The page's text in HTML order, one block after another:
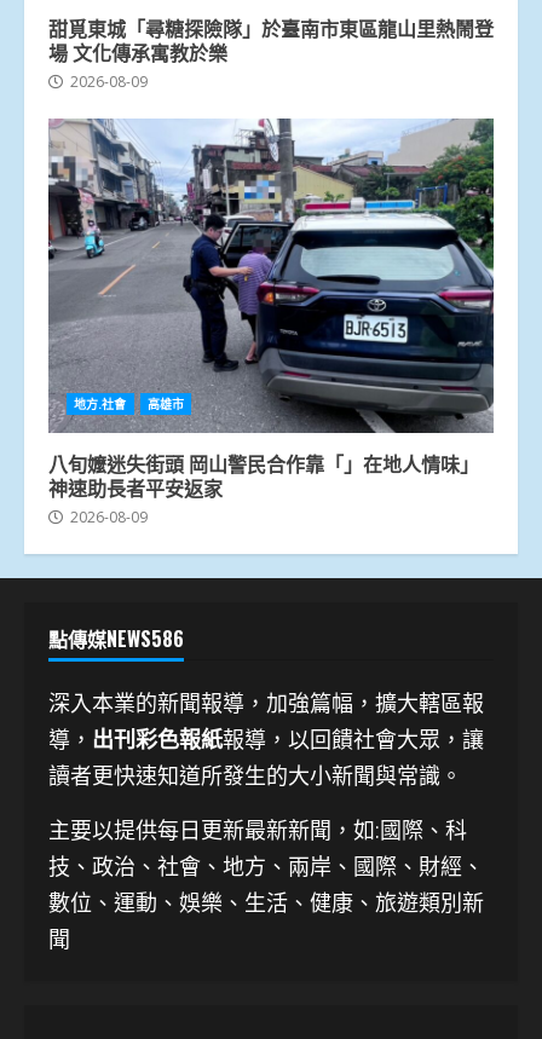
甜覓東城「尋糖探險隊」於臺南市東區龍山里熱鬧登
場 文化傳承寓教於樂
2026-08-09
地方.社會 高雄市
八旬嬤迷失街頭 岡山警民合作靠「」在地人情味」
神速助長者平安返家
2026-08-09
點傳媒NEWS586
深入本業的新聞報導，加強篇幅，擴大轄區報
導， 出刊彩色報紙報導，以回饋社會大眾，讓
讀者更快速知道所發生的大小新聞與常識。
主要以提供每日更新最新新聞 ，如:國際、科
技、 政治、社會、地方、兩岸、國際、財經、
數位、運動、娛樂、生活、健康、旅遊類別新
聞